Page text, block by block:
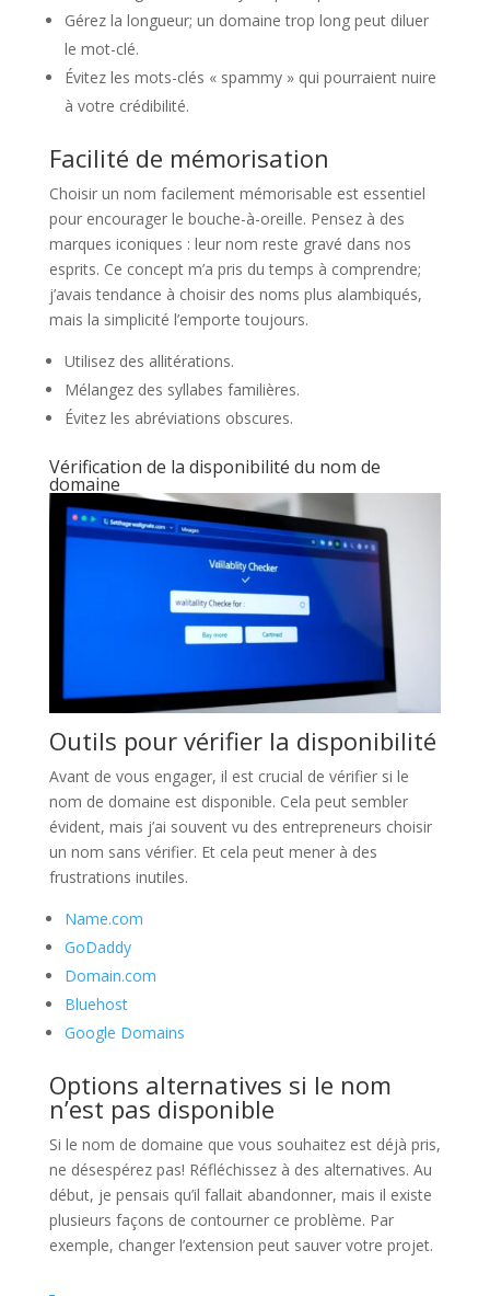
Gérez la longueur; un domaine trop long peut diluer
le mot-clé.
Évitez les mots-clés « spammy » qui pourraient nuire
à votre crédibilité.
Facilité de mémorisation
Choisir un nom facilement mémorisable est essentiel
pour encourager le bouche-à-oreille. Pensez à des
marques iconiques : leur nom reste gravé dans nos
esprits. Ce concept m’a pris du temps à comprendre;
j’avais tendance à choisir des noms plus alambiqués,
mais la simplicité l’emporte toujours.
Utilisez des allitérations.
Mélangez des syllabes familières.
Évitez les abréviations obscures.
Vérification de la disponibilité du nom de
domaine
Outils pour vérifier la disponibilité
Avant de vous engager, il est crucial de vérifier si le
nom de domaine est disponible. Cela peut sembler
évident, mais j’ai souvent vu des entrepreneurs choisir
un nom sans vérifier. Et cela peut mener à des
frustrations inutiles.
Name.com
GoDaddy
Domain.com
Bluehost
Google Domains
Options alternatives si le nom
n’est pas disponible
Si le nom de domaine que vous souhaitez est déjà pris,
ne désespérez pas! Réfléchissez à des alternatives. Au
début, je pensais qu’il fallait abandonner, mais il existe
plusieurs façons de contourner ce problème. Par
exemple, changer l’extension peut sauver votre projet.